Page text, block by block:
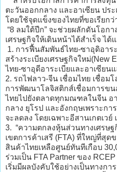
ตะวันออกกลาง และอาเซียน ปร
โดยใช้จุดแข็งของไทยที่ขอเรียกว่
“8 ลมใต้ปีก” จะช่วยผลักดันโอก
เศรษฐกิจให้เดินหน้าได้สำเร็จ ได้
1. การฟื้นสัมพันธ์ไทย-ซาอุดิอาร
สร้างระเบียงเศรษฐกิจใหม่(New
ไทย-ซาอุดีอาระเบียและอาเซียน
2. รถไฟลาว-จีน เชื่อมไทย เชื่อมโ
การพัฒนาโลจิสติกส์เชื่อมการข
ไทยไปยังตลาดทุกมณฑลในจีน อ
กลาง ยุโรป และอังกฤษเพราะก
จะลดลง โดยเฉพาะอีสานเกตเวย์
3. “ความตกลงหุ้นส่วนทางเศรษ
เขตการค้าเสรี (FTA) ที่ใหญ่ที่สุด
สินค้าไทยเหลือศูนย์ทันทีเกือบ
ร่วมเป็น FTA Partner ของ RCEP
เริ่มมีผลบังคับใช้อย่างเป็นทางกา